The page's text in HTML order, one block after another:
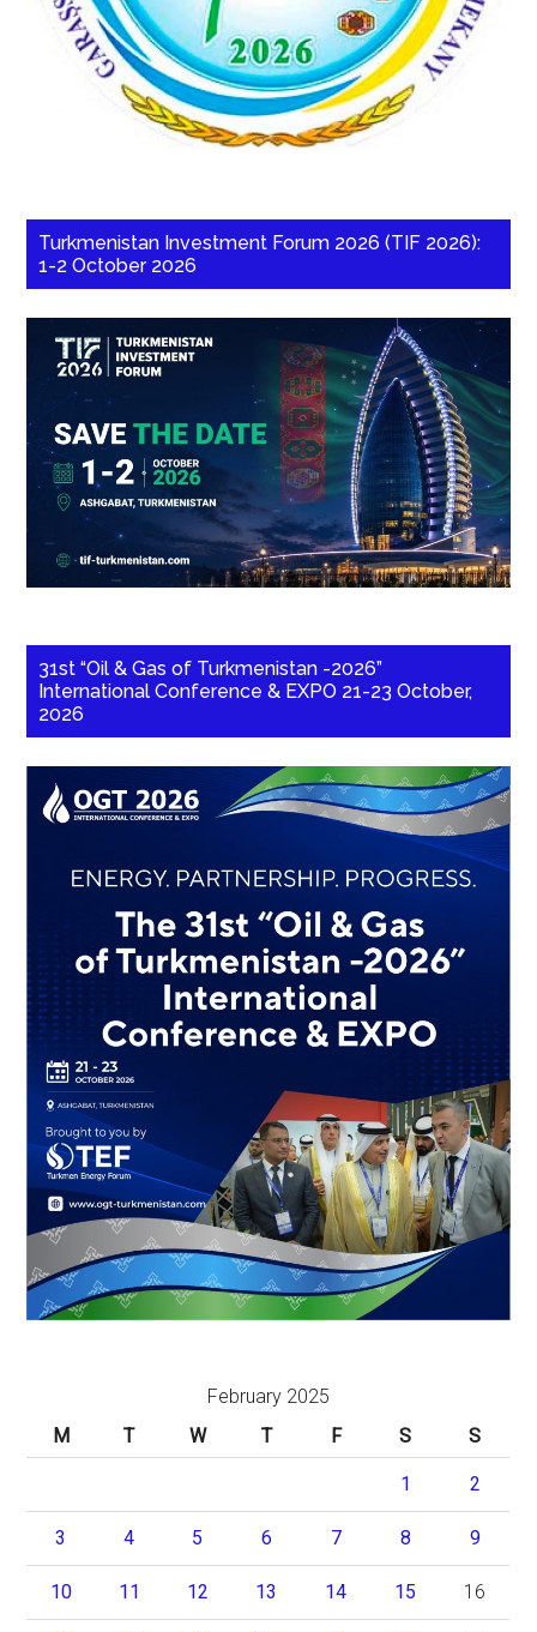
Turkmenistan Investment Forum 2026 (TIF 2026):
1-2 October 2026
31st “Oil & Gas of Turkmenistan -2026”
International Conference & EXPO 21-23 October,
2026
February 2025
M
T W T F S S
1 2
3 4 5 6 7 8 9
10 11 12 13 14 15 16